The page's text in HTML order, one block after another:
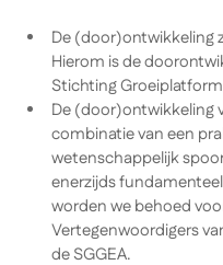
De (door)ontwikkeling
Hierom is de
Stichting Groeiplatform
De (door)ontwikkeling
combinatie van een
wetenschappelijk
enerzijds
worden we behoed
Vertegenwoordigers
de SGGEA.